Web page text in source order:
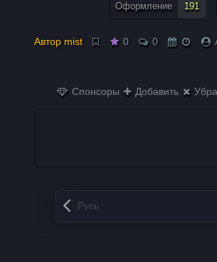
Оформление 191
Автор mist 0 0
Спонсоры Добавить
Запись навигация
Русь